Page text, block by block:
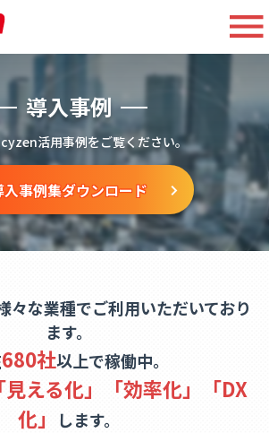
導入事例
活用事例をご覧ください。
入事例集ダウンロード
々な業種でご利用いただいており
ます。
680社以上で稼働中。
「見える化」「効率化」「DX
化」
します。